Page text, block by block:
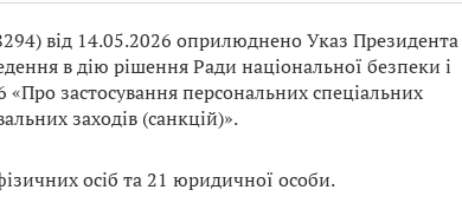
від 14.05.2026 оприлюднено Указ Президента
в дію рішення Ради національної безпеки і
застосування персональних спеціальних
заходів (санкцій)».
осіб та 21 юридичної особи.